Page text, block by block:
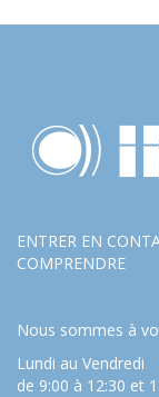
ENTRER EN
COMPRENDRE
Nous sommes à
Lundi au Vendredi
de 9:00 à 12:30 et